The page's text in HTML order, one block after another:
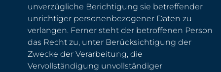
unverzügliche Berichtigung sie betreffender
unrichtiger personenbezogener Daten zu
verlangen. Ferner steht der betroffenen Person
das Recht zu, unter Berücksichtigung der
Zwecke der Verarbeitung, die
Vervollständigung unvollständiger